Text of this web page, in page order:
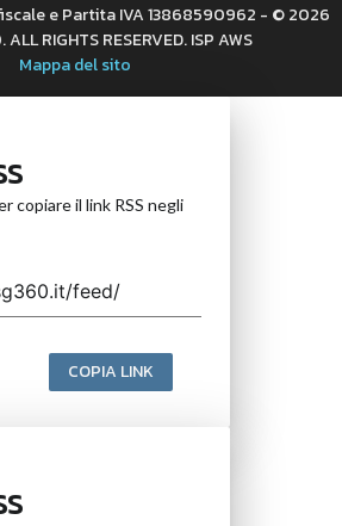
e Partita IVA 13868590962 - © 2026
RIGHTS RESERVED. ISP AWS
Mappa del sito
copiare il link RSS negli
COPIA LINK